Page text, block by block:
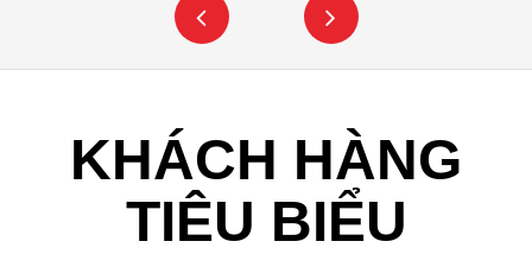
KHÁCH HÀNG
TIÊU BIỂU